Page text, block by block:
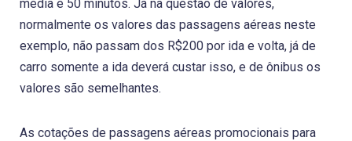
média é 50 minutos. Já na questão de valores,
normalmente os valores das passagens aéreas neste
exemplo, não passam dos R$200 por ida e volta, já de
carro somente a ida deverá custar isso, e de ônibus os
valores são semelhantes.
As cotações de passagens aéreas promocionais para